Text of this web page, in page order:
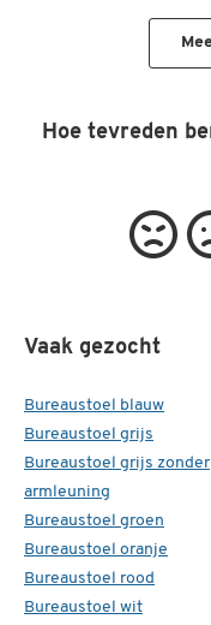
Hoe tevreden
Vaak gezocht
Bureaustoel blauw
Bureaustoel grijs
Bureaustoel grijs zonder
armleuning
Bureaustoel groen
Bureaustoel oranje
Bureaustoel rood
Bureaustoel wit